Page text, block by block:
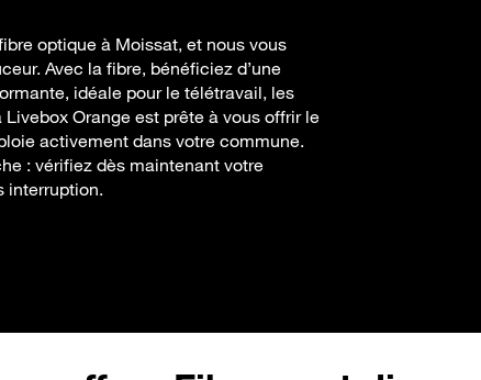
optique à Moissat, et nous vous
Avec la fibre, bénéficiez d’une
idéale pour le télétravail, les
Orange est prête à vous offrir le
activement dans votre commune.
: vérifiez dès maintenant votre
interruption.